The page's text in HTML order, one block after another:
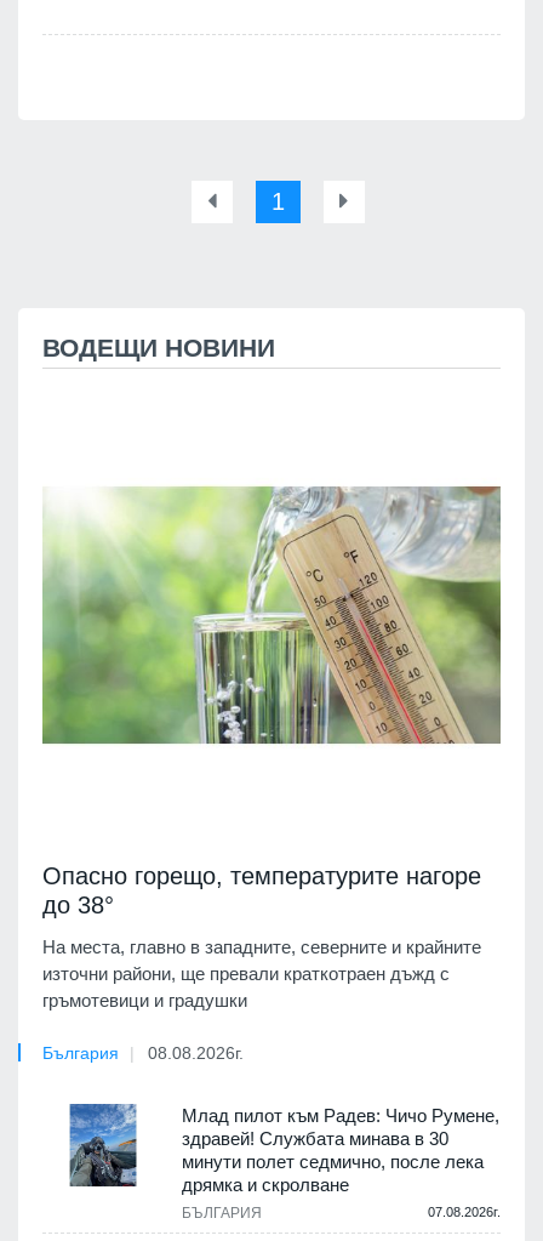
1
ВОДЕЩИ НОВИНИ
Опасно горещо, температурите нагоре
до 38°
На места, главно в западните, северните и крайните
източни райони, ще превали краткотраен дъжд с
гръмотевици и градушки
България 08.08.2026г.
Млад пилот към Радев: Чичо Румене,
здравей! Службата минава в 30
минути полет седмично, после лека
дрямка и скролване
БЪЛГАРИЯ 07.08.2026г.